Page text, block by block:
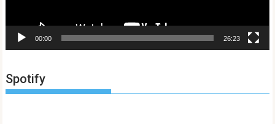
00:00 26:23
Spotify